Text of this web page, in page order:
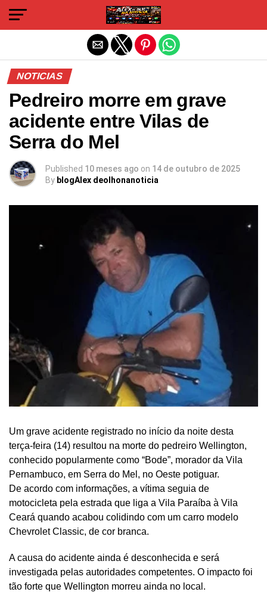
NOTICIAS
Pedreiro morre em grave
acidente entre Vilas de
Serra do Mel
Published 10 meses ago on 14 de outubro de 2025
By blogAlex deolhonanoticia
Um grave acidente registrado no início da noite desta
terça-feira (14) resultou na morte do pedreiro Wellington,
conhecido popularmente como “Bode”, morador da Vila
Pernambuco, em Serra do Mel, no Oeste potiguar.
De acordo com informações, a vítima seguia de
motocicleta pela estrada que liga a Vila Paraíba à Vila
Ceará quando acabou colidindo com um carro modelo
Chevrolet Classic, de cor branca.
A causa do acidente ainda é desconhecida e será
investigada pelas autoridades competentes. O impacto foi
tão forte que Wellington morreu ainda no local.
Sair da versão mobile